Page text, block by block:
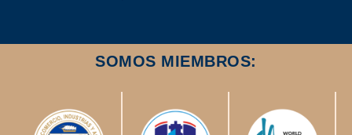
SOMOS MIEMBROS: